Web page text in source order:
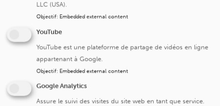
+32 2 764 11 11
Fax. +32 2 764 37 03
LLC (USA).
Objectif: Embedded external content
YouTube
YouTube est une plateforme de partage de vidéos en ligne
appartenant à Google.
Objectif: Embedded external content
Google Analytics
Assure le suivi des visites du site web en tant que service.